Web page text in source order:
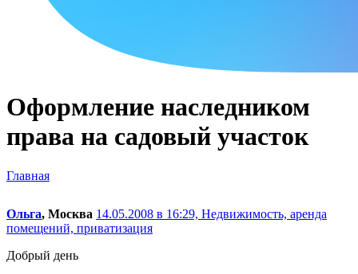
Оформление наследником
права на садовый участок
Главная
Ольга, Москва 14.05.2008 в 16:29, Недвижимость, аренда
помещений, приватизация
Добрый день